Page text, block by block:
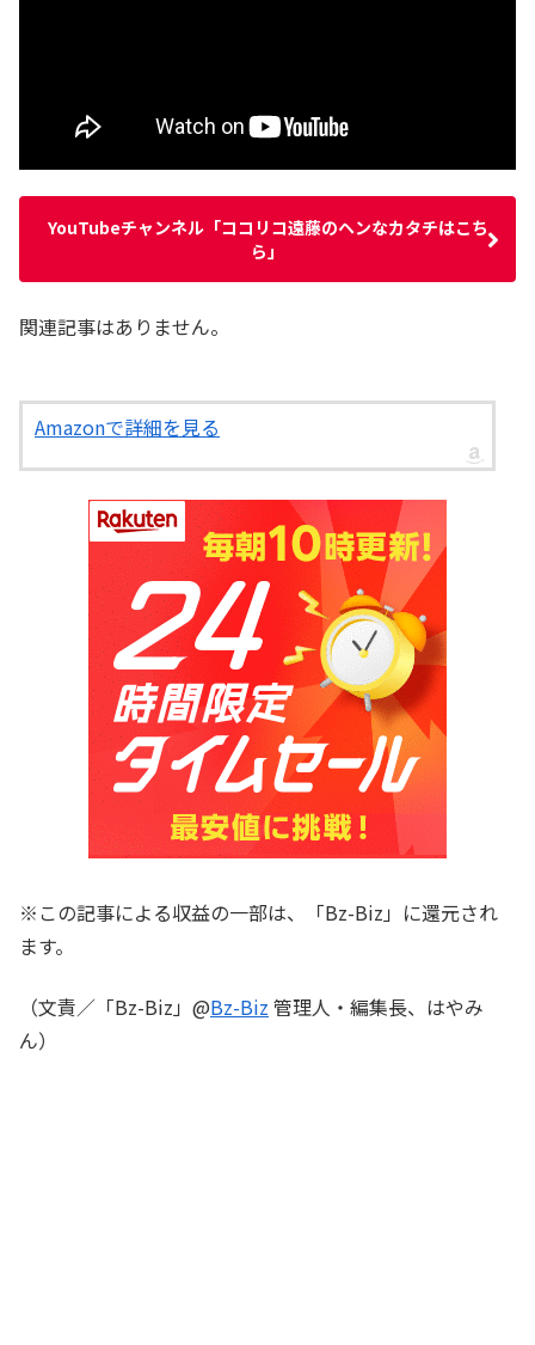
YouTubeチャンネル「ココリコ遠藤のヘンなカタチはこち
ら」
関連記事はありません。
Amazonで詳細を見る
※この記事による収益の一部は、「Bz-Biz」に還元され
ます。
（文責／「Bz-Biz」@Bz-Biz 管理人・編集長、はやみ
ん）